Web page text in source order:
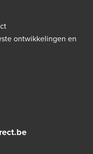
ontwikkelingen en